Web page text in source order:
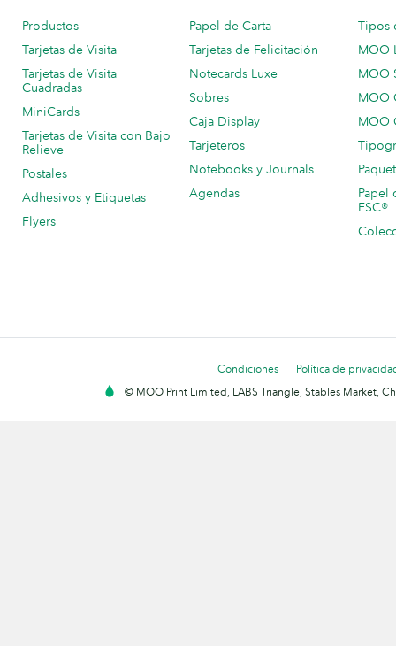
Productos
Tarjetas de Visita
Tarjetas de Visita
Cuadradas
MiniCards
Tarjetas de Visita con Bajo
Relieve
Postales
Adhesivos y Etiquetas
Flyers
Papel de Carta
Tarjetas de Felicitación
Notecards Luxe
Sobres
Caja Display
Tarjeteros
Notebooks y Journals
Agendas
Tipos
MOO
MOO
MOO
MOO
Papel
FSC®
Condiciones
Política de
© MOO Print Limited, LABS Triangle, Stables Market,